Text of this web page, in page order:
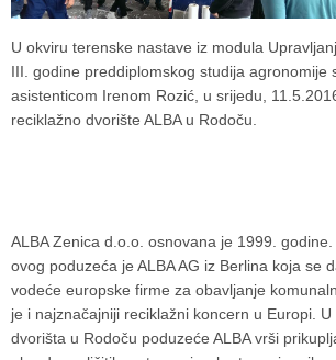
U okviru terenske nastave iz modula
III. godine preddiplomskog studija agronomije
asistenticom Irenom Rozić, u srijedu,
reciklažno dvorište ALBA u Rodoču.
ALBA Zenica d.o.o. osnovana je 1999.
ovog poduzeća je ALBA AG iz Berlina koja se
vodeće europske firme za obavljanje
je i najznačajniji reciklažni koncern u Europi.
dvorišta u Rodoču poduzeće ALBA vrši